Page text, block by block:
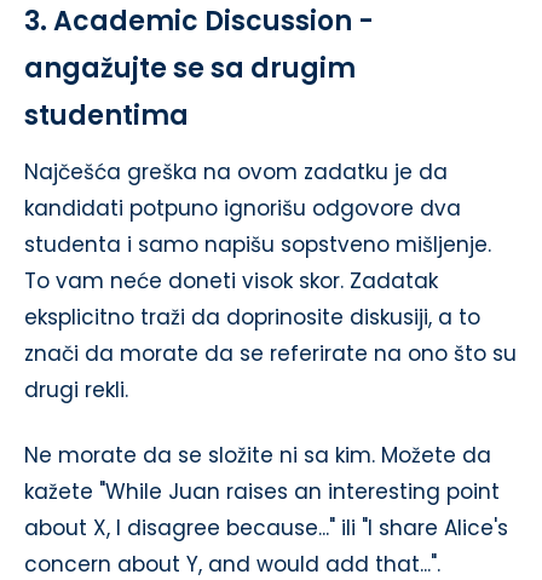
3. Academic Discussion -
angažujte se sa drugim
studentima
Najčešća greška na ovom zadatku je da
kandidati potpuno ignorišu odgovore dva
studenta i samo napišu sopstveno mišljenje.
To vam neće doneti visok skor. Zadatak
eksplicitno traži da doprinosite diskusiji, a to
znači da morate da se referirate na ono što su
drugi rekli.
Ne morate da se složite ni sa kim. Možete da
kažete "While Juan raises an interesting point
about X, I disagree because..." ili "I share Alice's
concern about Y, and would add that...".